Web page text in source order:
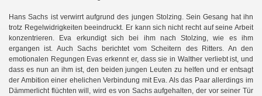
Hans Sachs ist verwirrt aufgrund des jungen Stolzing. Sein Gesang hat ihn
trotz Regelwidrigkeiten beeindruckt. Er kann sich nicht recht auf seine Arbeit
konzentrieren. Eva erkundigt sich bei ihm nach Stolzing, wie es ihm
ergangen ist. Auch Sachs berichtet vom Scheitern des Ritters. An den
emotionalen Regungen Evas erkennt er, dass sie in Walther verliebt ist, und
dass es nun an ihm ist, den beiden jungen Leuten zu helfen und er entsagt
der Ambition einer ehelichen Verbindung mit Eva. Als das Paar allerdings im
Dämmerlicht flüchten will, wird es von Sachs aufgehalten, der vor seiner Tür